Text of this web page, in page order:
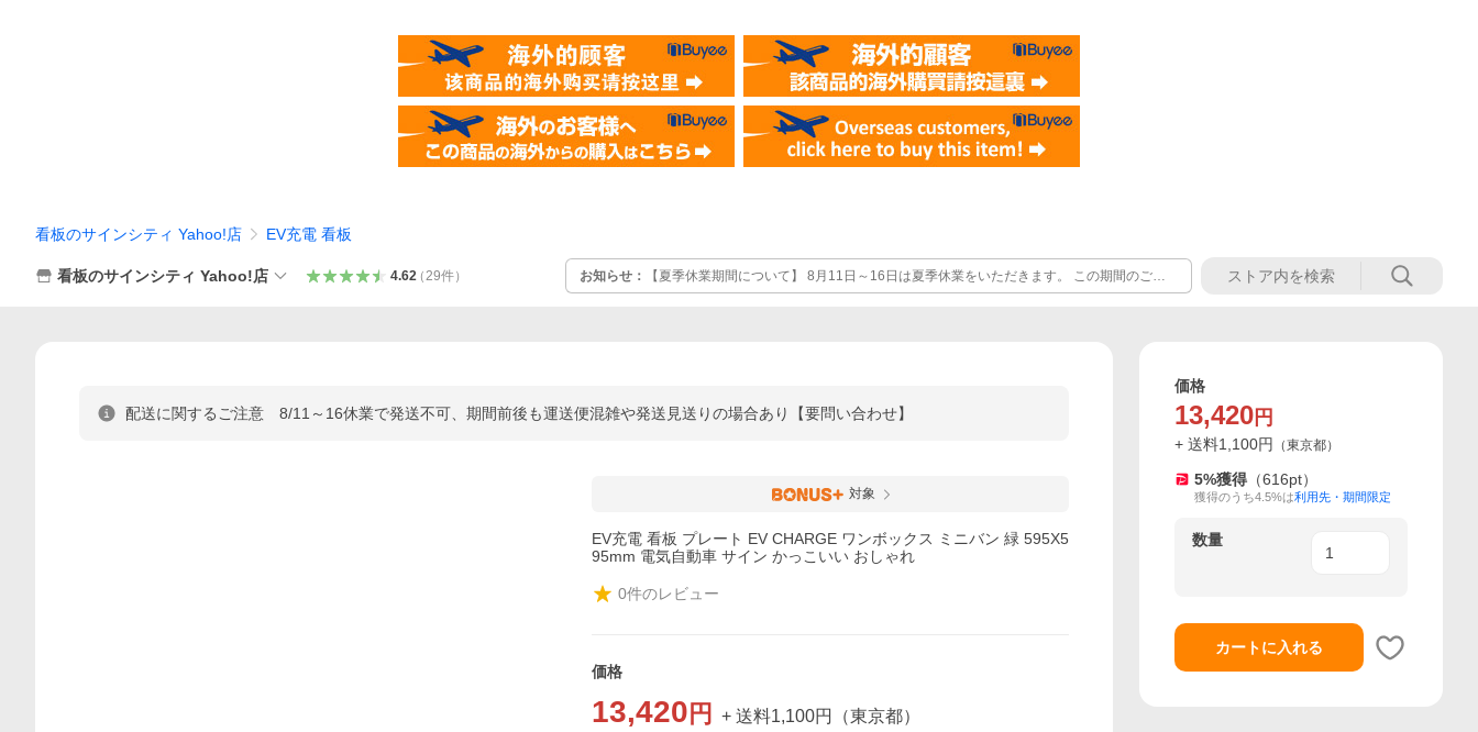
看板のサインシティ Yahoo!店 EV充電 看板
看板のサインシティ Yahoo!店 4.62（29件） お知らせ：
【夏季休業期間について】 8月11日～16日は夏季休業をいただきます。 この期間のご注
文・お問い合わせは休業日明けに順次ご対応させていただきます。 また、休業前後はご注文など混み
配送に関するご注意 8/11～16休業で発送不可、期間前後も運送便混雑や発送見送りの場合あり【要問い合わせ】
対象
EV充電 看板 プレート EV CHARGE ワンボックス ミニバン 緑 595X5
95mm 電気自動車 サイン かっこいい おしゃれ
0件のレビュー
価格
13,420 円 + 送料1,100円 （東京都）
価格
13,420 円
+ 送料1,100円 （東京都）
5%獲得 （616pt）
獲得のうち4.5%は利用先・期間限定
数量
カートに入れる